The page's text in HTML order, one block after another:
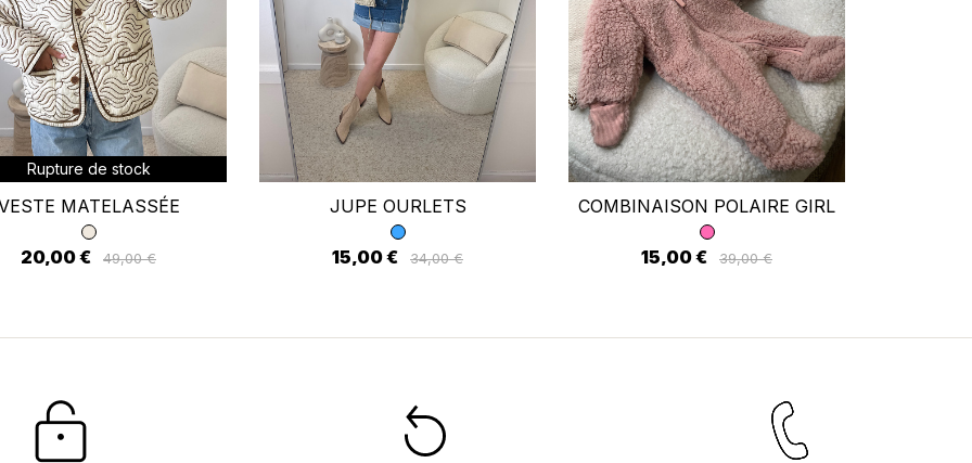
Rupture de stock
MATELASSÉE
20,00 € 49,00 €
JUPE OURLETS
15,00 € 34,00 €
COMBINAISON POLAIRE GIRL
15,00 € 39,00 €
devez être connecté pour enregistrer des produits dans votre liste
Annuler Se connecter